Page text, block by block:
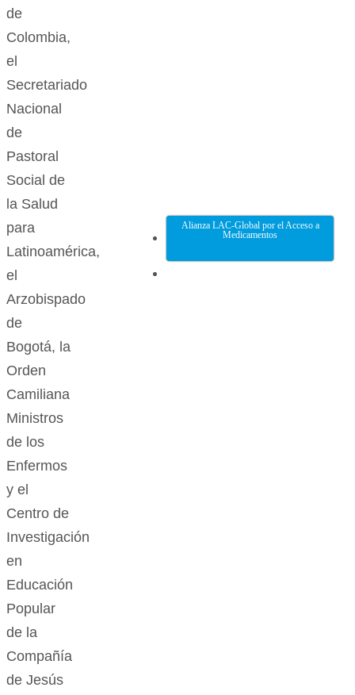
de
Colombia,
el
Secretariado
Nacional
de
Pastoral
Social de
la Salud
para
Latinoamérica,
el
Arzobispado
de
Bogotá, la
Orden
Camiliana
Ministros
de los
Enfermos
y el
Centro de
Investigación
en
Educación
Popular
de la
Compañía
de Jesús
Alianza LAC-Global por el Acceso a
Medicamentos